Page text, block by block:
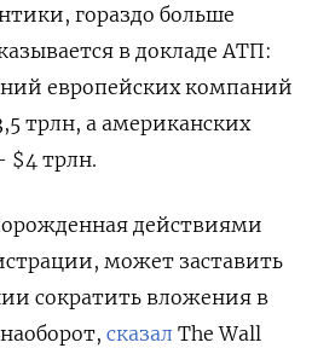
гораздо больше
в докладе АТП:
европейских компаний
трлн, а американских
$4 трлн.
действиями
может заставить
сократить вложения в
сказал The Wall